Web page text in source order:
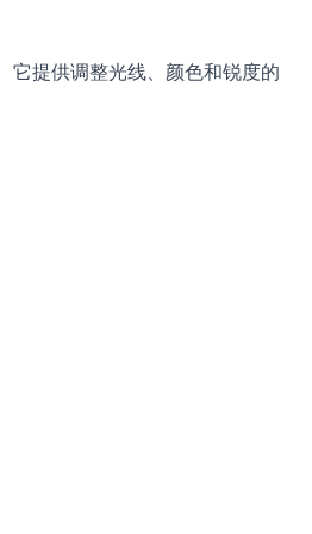
提供调整光线、颜色和锐度的